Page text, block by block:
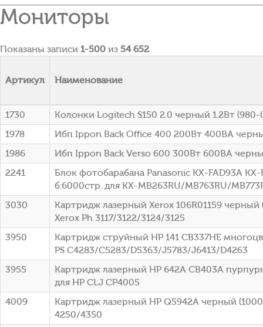
Мониторы
Показаны записи 1-500 из 54 652.
Артикул Наименование
1730
Колонки Logitech S150 2.0 черный 1.2Вт
1978
Ибп Ippon Back Office 400 200Вт 400ВА
1986
Ибп Ippon Back Verso 600 300Вт 600ВА
2241
Блок фотобарабана Panasonic KX-FAD93A KX-
б:6000стр. для KX-MB263RU/MB763RU/
3030
Картридж лазерный Xerox 106R01159 черный
Xerox Ph 3117/3122/3124/3125
3950
Картридж струйный HP 141 CB337HE
PS C4283/C5283/D5363/J5783/J6413/D4263
3955
Картридж лазерный HP 642A CB403A
для HP CLJ CP4005
4009
Картридж лазерный HP Q5942A черный
4250/4350